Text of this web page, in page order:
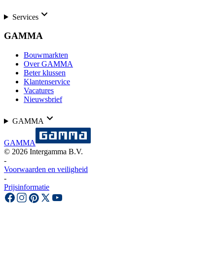
Services
GAMMA
Bouwmarkten
Over GAMMA
Beter klussen
Klantenservice
Vacatures
Nieuwsbrief
GAMMA
GAMMA
© 2026 Intergamma B.V.
-
Voorwaarden en veiligheid
-
Prijsinformatie